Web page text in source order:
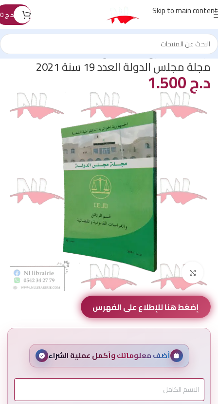
Skip to main content د.ج
الرئيسية/كتب القانون/كتب المحاميين
مجلة مجلس الدولة العدد 19 سنة 2021
د.ج
Click to enlarge
إضغط هنا للإطلاع على الفهرس
أضف معلوماتك وأكمل عملية الشراء